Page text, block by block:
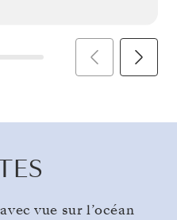
vue sur l’océan